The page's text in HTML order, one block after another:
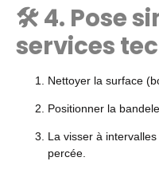
🛠️ 4. Pose
services
Nettoyer la surface
Positionner la
La visser à
percée.